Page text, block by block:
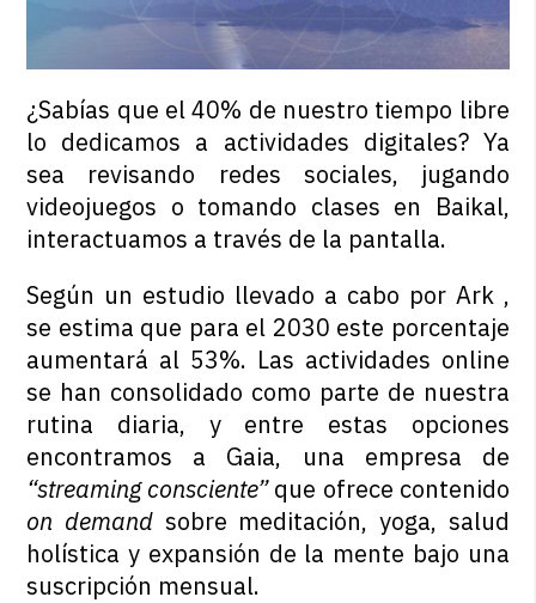
¿Sabías que el 40% de nuestro tiempo libre
lo dedicamos a actividades digitales? Ya
sea revisando redes sociales, jugando
videojuegos o tomando clases en Baikal,
interactuamos a través de la pantalla.
Según un estudio llevado a cabo por Ark ,
se estima que para el 2030 este porcentaje
aumentará al 53%. Las actividades online
se han consolidado como parte de nuestra
rutina diaria, y entre estas opciones
encontramos a Gaia, una empresa de
“streaming consciente”que ofrece contenido
on demand sobre meditación, yoga, salud
holística y expansión de la mente bajo una
suscripción mensual.